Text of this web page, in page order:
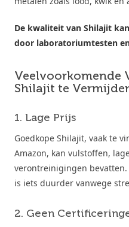
De kwaliteit van Shilajit
door laboratoriumtesten en
Veelvoorkomende
Shilajit te
1. Lage Prijs
Goedkope Shilajit, vaak te
Amazon, kan vulstoffen,
verontreinigingen bevatten.
is iets duurder vanwege
2. Geen